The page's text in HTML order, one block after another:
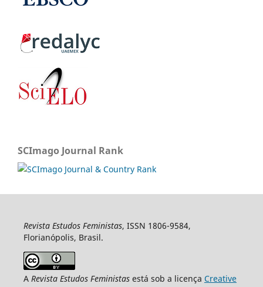
SCImago Journal Rank
Revista Estudos Feministas, ISSN 1806-9584,
Florianópolis, Brasil.
A Revista Estudos Feministasestá sob a licença Creative